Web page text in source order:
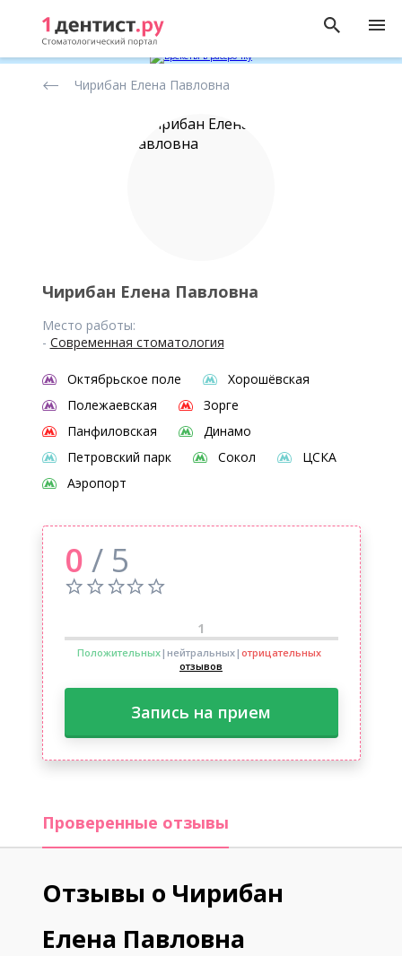
стоматологов
Чирибан Елена Павловна
Чирибан Елена Павловна
Место работы:
- Современная стоматология
Октябрьское поле
Хорошёвская
Полежаевская
Зорге
Панфиловская
Динамо
Петровский парк
Сокол
ЦСКА
Аэропорт
0 / 5
1
Положительных|нейтральных| отрицательных
отзывов
Запись на прием
Проверенные отзывы
Отзывы о Чирибан
Елена Павловна